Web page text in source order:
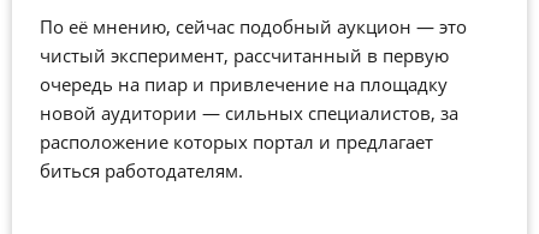
По её мнению, сейчас подобный аукцион — это
чистый эксперимент, рассчитанный в первую
очередь на пиар и привлечение на площадку
новой аудитории — сильных специалистов, за
расположение которых портал и предлагает
биться работодателям.